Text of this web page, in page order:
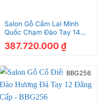
Salon Gỗ Cẩm Lai Minh
Quốc Chạm Đào Tay 14
387.720.000 ₫
BBG256